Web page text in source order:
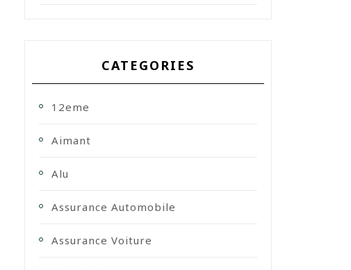
CATEGORIES
12eme
Aimant
Alu
Assurance Automobile
Assurance Voiture